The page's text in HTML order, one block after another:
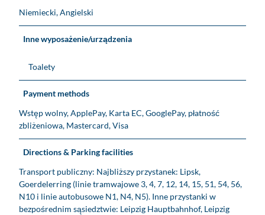
Niemiecki, Angielski
Inne wyposażenie/urządzenia
Toalety
Payment methods
Wstęp wolny, ApplePay, Karta EC, GooglePay, płatność
zbliżeniowa, Mastercard, Visa
Directions & Parking facilities
Transport publiczny: Najbliższy przystanek: Lipsk,
Goerdelerring (linie tramwajowe 3, 4, 7, 12, 14, 15, 51, 54, 56,
N10 i linie autobusowe N1, N4, N5). Inne przystanki w
bezpośrednim sąsiedztwie: Leipzig Hauptbahnhof, Leipzig